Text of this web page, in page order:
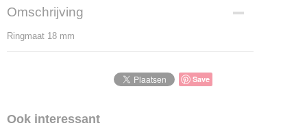
Omschrijving
Ringmaat 18 mm
Save
Ook interessant